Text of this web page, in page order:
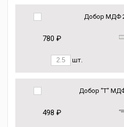
Добор МДФ
780 ₽
шт.
Добор "Т"
498 ₽